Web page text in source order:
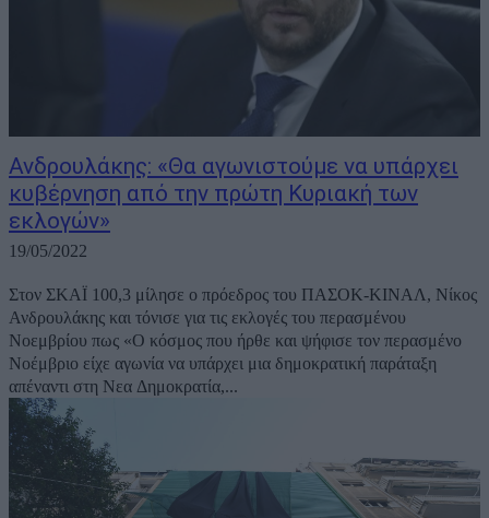
Ανδρουλάκης: «Θα αγωνιστούμε να υπάρχει
κυβέρνηση από την πρώτη Κυριακή των
εκλογών»
19/05/2022
Στον ΣΚΑΪ 100,3 μίλησε ο πρόεδρος του ΠΑΣΟΚ-ΚΙΝΑΛ, Νίκος
Ανδρουλάκης και τόνισε για τις εκλογές του περασμένου
Νοεμβρίου πως «Ο κόσμος που ήρθε και ψήφισε τον περασμένο
Νοέμβριο είχε αγωνία να υπάρχει μια δημοκρατική παράταξη
απέναντι στη Νεα Δημοκρατία,...